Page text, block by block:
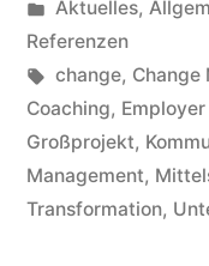
Aktuelles,
Referenzen
change, Change
Coaching,
Großprojekt,
Management,
Transformation,